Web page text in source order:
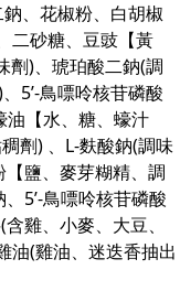
、花椒粉、白胡椒
二砂糖、豆豉【黃
劑)、琥珀酸二鈉(調
5’-鳥嘌呤核苷磷酸
油【水、糖、蠔汁
劑) 、L-麩酸鈉(調味
鹽、麥芽糊精、調
5’-鳥嘌呤核苷磷酸
雞、小麥、大豆、
油(雞油、迷迭香抽出